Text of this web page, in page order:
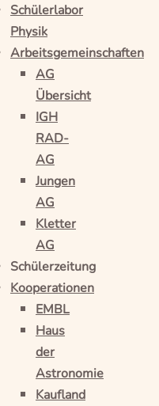
Schülerlabor
Physik
Arbeitsgemeinschaften
AG
Übersicht
IGH
RAD-
AG
Jungen
AG
Kletter
AG
Schülerzeitung
Kooperationen
EMBL
Haus
der
Astronomie
Kaufland